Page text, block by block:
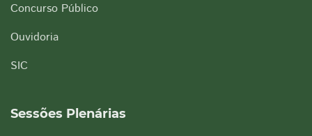
Concurso Público
Ouvidoria
SIC
Sessões Plenárias